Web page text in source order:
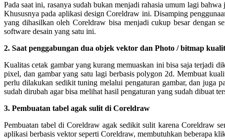
Pada saat ini, rasanya sudah bukan menjadi rahasia umum lagi
Khususnya pada aplikasi design Coreldraw ini. Disamping
yang dihasilkan oleh Coreldraw bisa menjadi cukup besar dengan
software desain yang satu ini.
2. Saat penggabungan dua objek vektor dan Photo / bitmap
Kualitas cetak gambar yang kurang memuaskan ini bisa saja terjadi
pixel, dan gambar yang satu lagi berbasis polygon 2d. Membuat
perlu dilakukan sedikit tuning melalui pengaturan gambar, dan juga
sudah dirubah agar bisa melihat hasil pengaturan yang sudah dibuat
3. Pembuatan tabel agak sulit di Coreldraw
Pembuatan tabel di Coreldraw agak sedikit sulit karena Coreldraw
aplikasi berbasis vektor seperti Coreldraw, membutuhkan beberapa